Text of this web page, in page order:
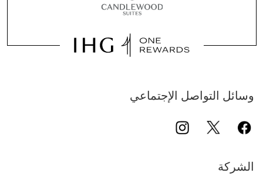
وسائل التواصل الإجتماعي
الشركة